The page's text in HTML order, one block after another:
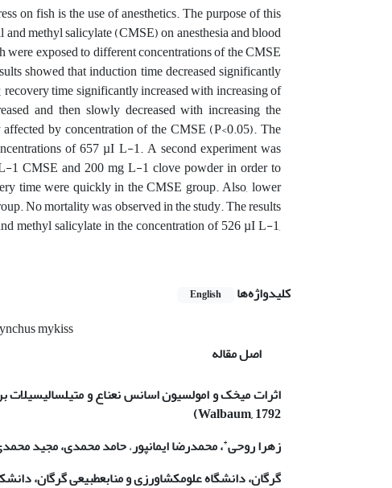
on fish is the use of anesthetics. The purpose of this
methyl salicylate (CMSE) on anesthesia and blood
exposed to different concentrations of the CMSE
showed that induction time decreased significantly
time significantly increased with increasing of
and then slowly decreased with increasing the
by concentration of the CMSE (P<0.05). The
of 657 µI L-1. A second experiment was
1 CMSE and 200 mg L-1 clove powder in order to
time were quickly in the CMSE group. Also, lower
No mortality was observed in the study. The results
methyl salicylate in the concentration of 526 µI L-1,
کلیدواژه‌ها
English
mykiss
اصل مقاله
اثرات میخک و امولسیون اسانس نعناع و متیل­سالیسیلات
Walbaum, 1792
)
زهرا روحی*، محمدرضا ایمان­پور،حامد محمدی، مجید
گرگان، دانشگاه علوم­کشاورزی و منابع­طبیعی گرگان،